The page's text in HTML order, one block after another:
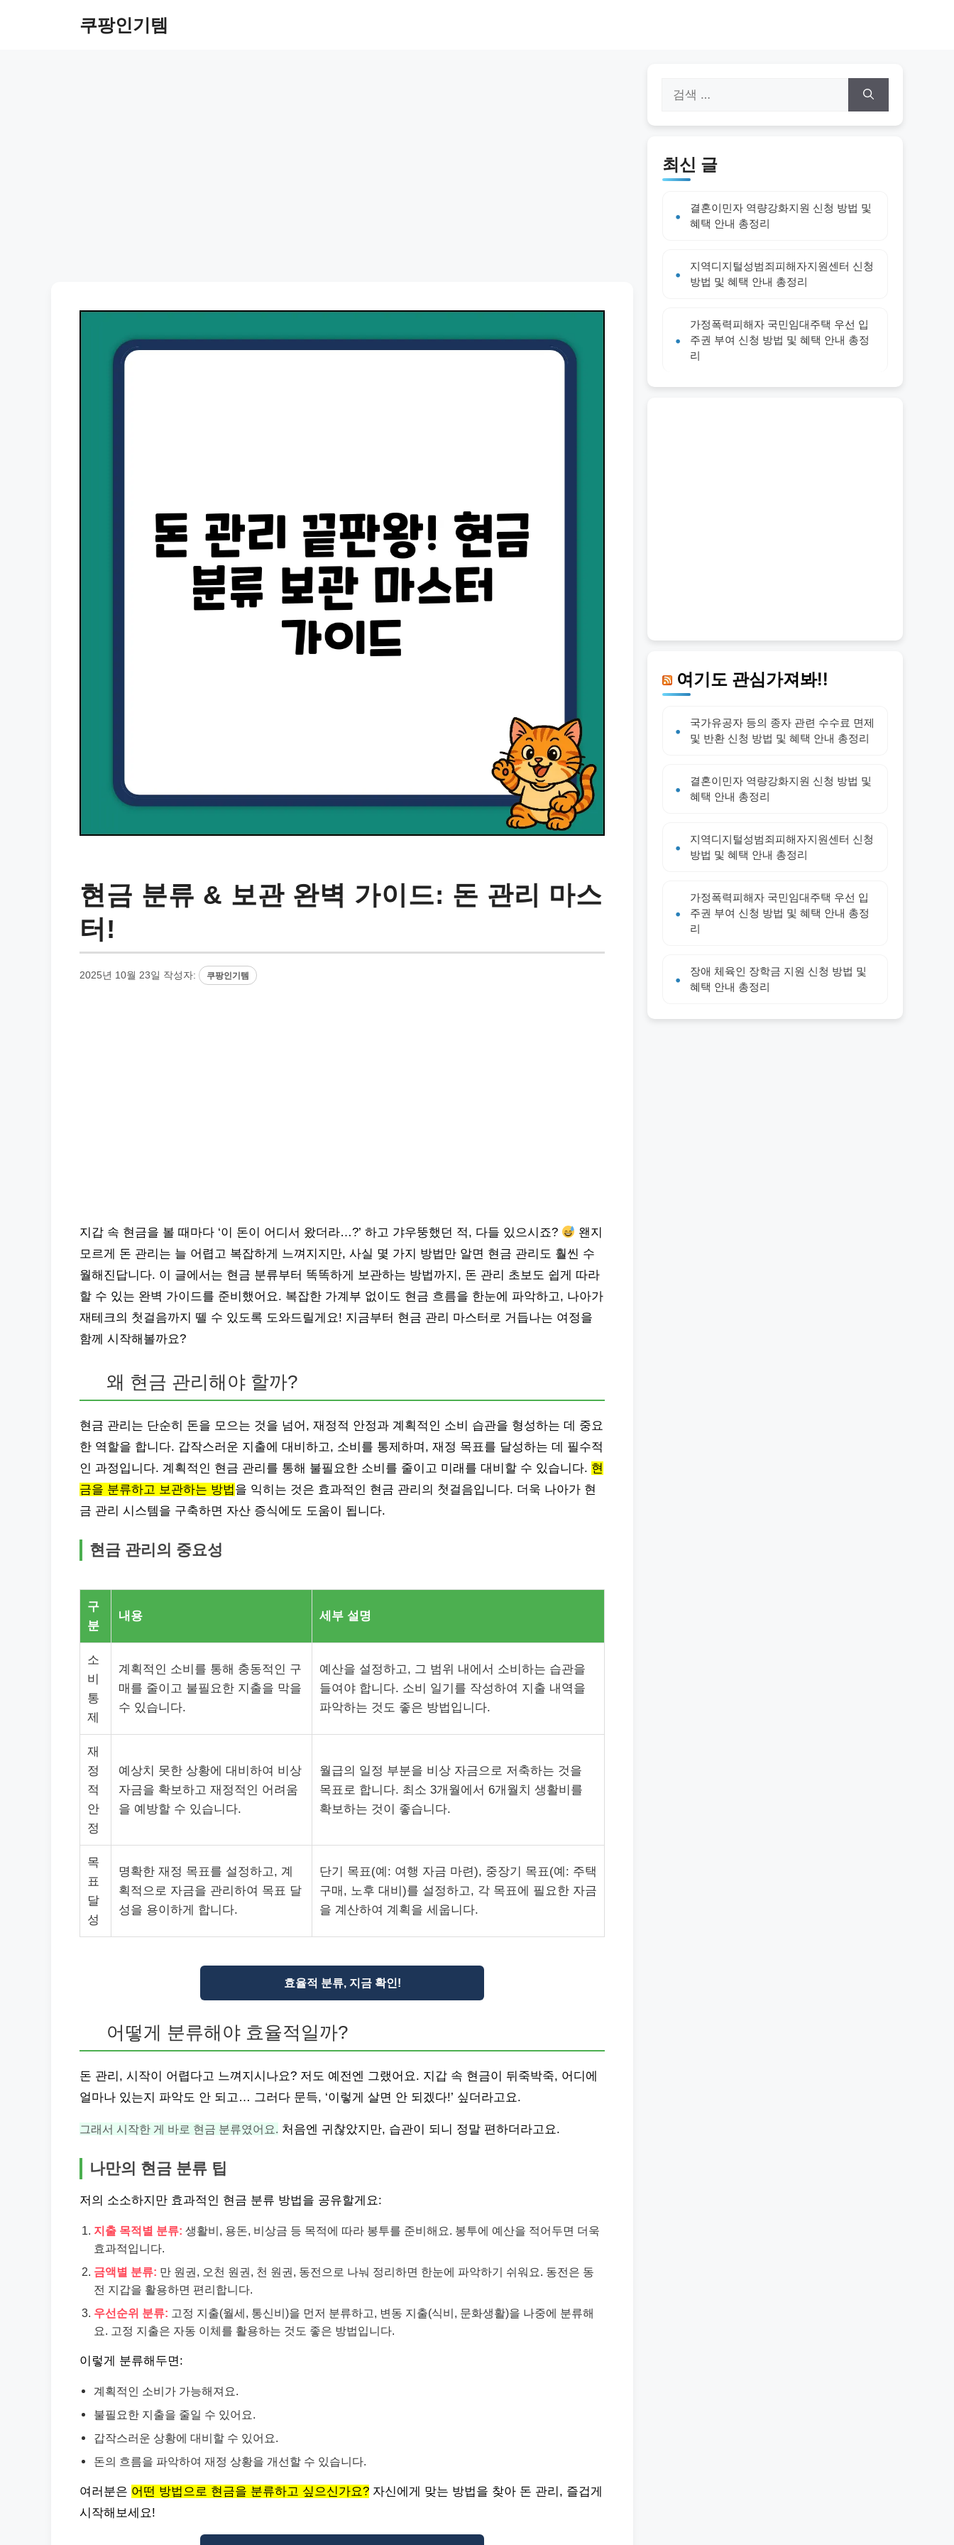
쿠팡인기템
현금 분류 & 보관 완벽 가이드: 돈 관리 마스
터!
2025년 10월 23일 작성자: 쿠팡인기템
지갑 속 현금을 볼 때마다 ‘이 돈이 어디서 왔더라…?’ 하고 갸우뚱했던 적, 다들 있으시죠?
왠지
모르게 돈 관리는 늘 어렵고 복잡하게 느껴지지만, 사실 몇 가지 방법만 알면 현금 관리도 훨씬 수
월해진답니다. 이 글에서는 현금 분류부터 똑똑하게 보관하는 방법까지, 돈 관리 초보도 쉽게 따라
할 수 있는 완벽 가이드를 준비했어요. 복잡한 가계부 없이도 현금 흐름을 한눈에 파악하고, 나아가
재테크의 첫걸음까지 뗄 수 있도록 도와드릴게요! 지금부터 현금 관리 마스터로 거듭나는 여정을
함께 시작해볼까요?
왜 현금 관리해야 할까?
현금 관리는 단순히 돈을 모으는 것을 넘어, 재정적 안정과 계획적인 소비 습관을 형성하는 데 중요
한 역할을 합니다. 갑작스러운 지출에 대비하고, 소비를 통제하며, 재정 목표를 달성하는 데 필수적
인 과정입니다. 계획적인 현금 관리를 통해 불필요한 소비를 줄이고 미래를 대비할 수 있습니다. 현
금을 분류하고 보관하는 방법을 익히는 것은 효과적인 현금 관리의 첫걸음입니다. 더욱 나아가 현
금 관리 시스템을 구축하면 자산 증식에도 도움이 됩니다.
현금 관리의 중요성
구
분
내용 세부 설명
소
비
통
제
계획적인 소비를 통해 충동적인 구
매를 줄이고 불필요한 지출을 막을
수 있습니다.
예산을 설정하고, 그 범위 내에서 소비하는 습관을
들여야 합니다. 소비 일기를 작성하여 지출 내역을
파악하는 것도 좋은 방법입니다.
재
정
적
안
정
예상치 못한 상황에 대비하여 비상
자금을 확보하고 재정적인 어려움
을 예방할 수 있습니다.
월급의 일정 부분을 비상 자금으로 저축하는 것을
목표로 합니다. 최소 3개월에서 6개월치 생활비를
확보하는 것이 좋습니다.
목
표
달
성
명확한 재정 목표를 설정하고, 계
획적으로 자금을 관리하여 목표 달
성을 용이하게 합니다.
단기 목표(예: 여행 자금 마련), 중장기 목표(예: 주택
구매, 노후 대비)를 설정하고, 각 목표에 필요한 자금
을 계산하여 계획을 세웁니다.
효율적 분류, 지금 확인!
어떻게 분류해야 효율적일까?
돈 관리, 시작이 어렵다고 느껴지시나요? 저도 예전엔 그랬어요. 지갑 속 현금이 뒤죽박죽, 어디에
얼마나 있는지 파악도 안 되고… 그러다 문득, ‘이렇게 살면 안 되겠다!’ 싶더라고요.
그래서 시작한 게 바로 현금 분류였어요. 처음엔 귀찮았지만, 습관이 되니 정말 편하더라고요.
나만의 현금 분류 팁
저의 소소하지만 효과적인 현금 분류 방법을 공유할게요:
지출 목적별 분류: 생활비, 용돈, 비상금 등 목적에 따라 봉투를 준비해요. 봉투에 예산을 적어두면 더욱
효과적입니다.
금액별 분류: 만 원권, 오천 원권, 천 원권, 동전으로 나눠 정리하면 한눈에 파악하기 쉬워요. 동전은 동
전 지갑을 활용하면 편리합니다.
우선순위 분류: 고정 지출(월세, 통신비)을 먼저 분류하고, 변동 지출(식비, 문화생활)을 나중에 분류해
요. 고정 지출은 자동 이체를 활용하는 것도 좋은 방법입니다.
이렇게 분류해두면:
계획적인 소비가 가능해져요.
불필요한 지출을 줄일 수 있어요.
갑작스러운 상황에 대비할 수 있어요.
돈의 흐름을 파악하여 재정 상황을 개선할 수 있습니다.
여러분은 어떤 방법으로 현금을 분류하고 싶으신가요? 자신에게 맞는 방법을 찾아 돈 관리, 즐겁게
시작해보세요!
색:
최신 글
결혼이민자 역량강화지원 신청 방법 및
혜택 안내 총정리
지역디지털성범죄피해자지원센터 신청
방법 및 혜택 안내 총정리
가정폭력피해자 국민임대주택 우선 입
주권 부여 신청 방법 및 혜택 안내 총정
리
여기도 관심가져봐!!
국가유공자 등의 종자 관련 수수료 면제
및 반환 신청 방법 및 혜택 안내 총정리
결혼이민자 역량강화지원 신청 방법 및
혜택 안내 총정리
지역디지털성범죄피해자지원센터 신청
방법 및 혜택 안내 총정리
가정폭력피해자 국민임대주택 우선 입
주권 부여 신청 방법 및 혜택 안내 총정
리
장애 체육인 장학금 지원 신청 방법 및
혜택 안내 총정리